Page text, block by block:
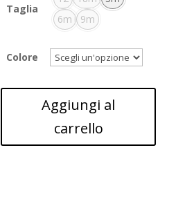
Taglia
6m
9m
Colore
Aggiungi al
carrello